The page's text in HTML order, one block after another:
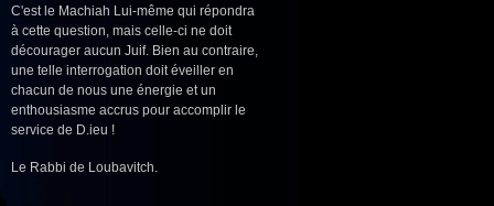
C'est le Machiah Lui-même qui répondra
à cette question, mais celle-ci ne doit
décourager aucun Juif. Bien au contraire,
une telle interrogation doit éveiller en
chacun de nous une énergie et un
enthousiasme accrus pour accomplir le
service de D.ieu !
Le Rabbi de Loubavitch.